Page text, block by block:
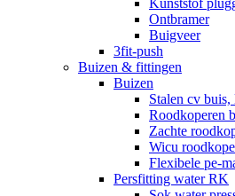
Kunststof
Ontbramer
Buigveer
3fit-push
Buizen & fittingen
Buizen
Stalen cv buis,
Roodkoperen
Zachte
Wicu
Flexibele pe-
Persfitting water RK